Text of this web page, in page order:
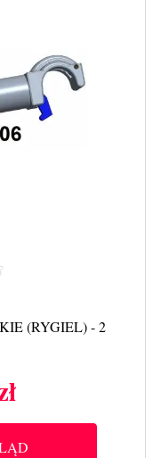
(RYGIEL) - 2